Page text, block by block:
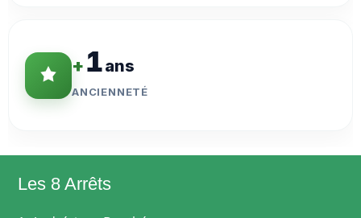
+1ans
ANCIENNETÉ
Les 8 Arrêts